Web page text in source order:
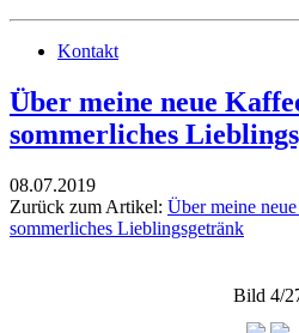
Kontakt
Über meine neue
sommerliches
08.07.2019
Zurück zum Artikel: Über meine
sommerliches Lieblingsgetränk
Bild 4/